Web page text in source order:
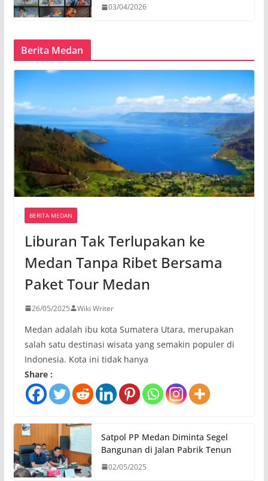
03/04/2026
Berita Medan
BERITA MEDAN
Liburan Tak Terlupakan ke
Medan Tanpa Ribet Bersama
Paket Tour Medan
26/05/2025 Wiki Writer
Medan adalah ibu kota Sumatera Utara, merupakan
salah satu destinasi wisata yang semakin populer di
Indonesia. Kota ini tidak hanya
Share :
Satpol PP Medan Diminta Segel
Bangunan di Jalan Pabrik Tenun
02/05/2025